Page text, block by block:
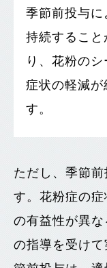
季節前投与に
持続すること
り、花粉の
症状の軽減が
す。
ただし、季節
す。花粉症の
の有益性が異
の指導を受け